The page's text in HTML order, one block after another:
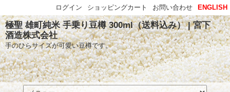
極聖 雄町純米 手乗り豆樽 300ml（送料込み） | 宮下
酒造株式会社
手のひらサイズが可愛い豆樽です。
ENGLISH
お問い合わせ
ショッピングカート
ログイン